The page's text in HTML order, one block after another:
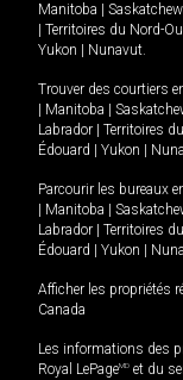
Manitoba
Territoires du Nord-
Yukon
Nunavut.
Trouver des courtiers
Manitoba
Labrador
Territoires
Édouard
Yukon
Parcourir les bureaux
Manitoba
Labrador
Territoires
Édouard
Yukon
Afficher les propriétés
Canada
Les informations des
Royal LePageMD et du